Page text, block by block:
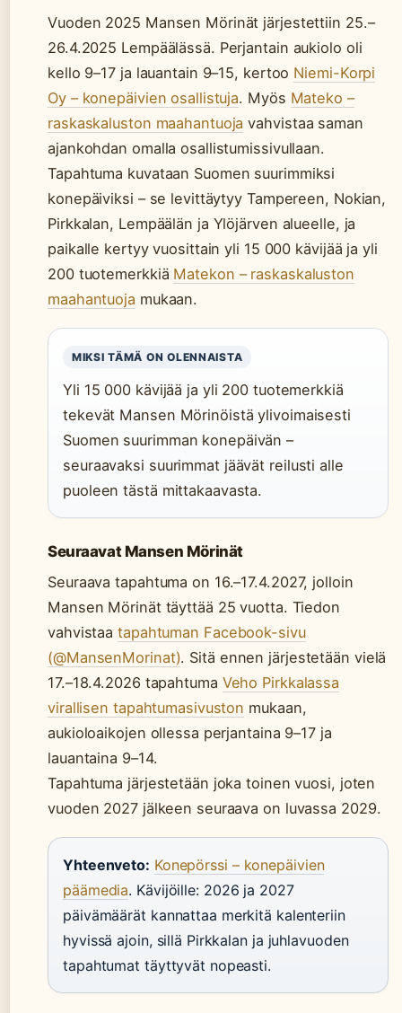
Vuoden 2025 Mansen Mörinät järjestettiin 25.–
26.4.2025 Lempäälässä. Perjantain aukiolo oli
kello 9–17 ja lauantain 9–15, kertoo Niemi-Korpi
Oy – konepäivien osallistuja. Myös Mateko –
raskaskaluston maahantuoja vahvistaa saman
ajankohdan omalla osallistumissivullaan.
Tapahtuma kuvataan Suomen suurimmiksi
konepäiviksi – se levittäytyy Tampereen, Nokian,
Pirkkalan, Lempäälän ja Ylöjärven alueelle, ja
paikalle kertyy vuosittain yli 15 000 kävijää ja yli
200 tuotemerkkiä Matekon – raskaskaluston
maahantuoja mukaan.
MIKSI TÄMÄ ON OLENNAISTA
Yli 15 000 kävijää ja yli 200 tuotemerkkiä
tekevät Mansen Mörinöistä ylivoimaisesti
Suomen suurimman konepäivän –
seuraavaksi suurimmat jäävät reilusti alle
puoleen tästä mittakaavasta.
Seuraavat Mansen Mörinät
Seuraava tapahtuma on 16.–17.4.2027, jolloin
Mansen Mörinät täyttää 25 vuotta. Tiedon
vahvistaatapahtuman Facebook-sivu
(@MansenMorinat). Sitä ennen järjestetään vielä
17.–18.4.2026 tapahtuma Veho Pirkkalassa
virallisen tapahtumasivuston mukaan,
aukioloaikojen ollessa perjantaina 9–17 ja
lauantaina 9–14.
Tapahtuma järjestetään joka toinen vuosi, joten
vuoden 2027 jälkeen seuraava on luvassa 2029.
Yhteenveto: Konepörssi – konepäivien
päämedia. Kävijöille: 2026 ja 2027
päivämäärät kannattaa merkitä kalenteriin
hyvissä ajoin, sillä Pirkkalan ja juhlavuoden
tapahtumat täyttyvät nopeasti.